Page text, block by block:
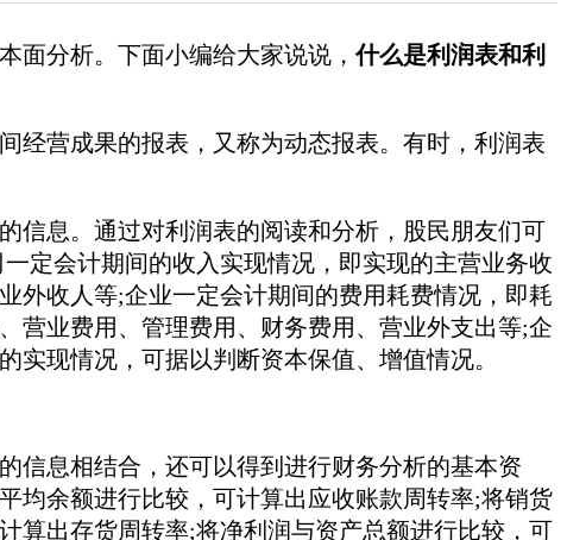
面分析。下面小编给大家说说，什么是利润表和利
经营成果的报表，又称为动态报表。有时，利润表
信息。通过对利润表的阅读和分析，股民朋友们可
定会计期间的收入实现情况，即实现的主营业务收
外收人等;企业一定会计期间的费用耗费情况，即耗
营业费用、管理费用、财务费用、营业外支出等;企
实现情况，可据以判断资本保值、增值情况。
信息相结合，还可以得到进行财务分析的基本资
均余额进行比较，可计算出应收账款周转率;将销货
算出存货周转率;将净利润与资产总额进行比较，可